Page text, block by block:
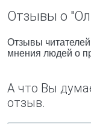
Отзывы о
Отзывы
мнения людей о
А что Вы
отзыв.